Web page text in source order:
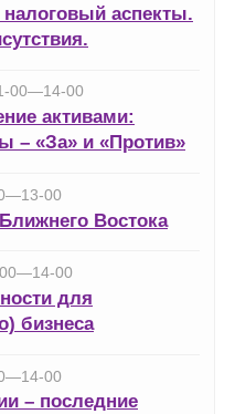
аспекты.
00—14-00
активами:
– «За» и «Против»
00
Востока
00
для
бизнеса
00
– последние